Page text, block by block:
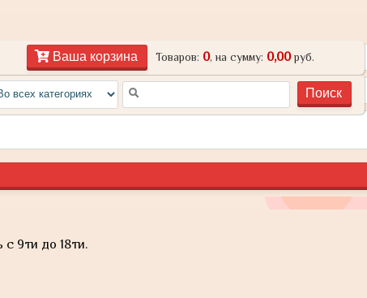
9ти до 18ти.
Ваша корзина Товаров: 0, на сумму: 0,00руб.